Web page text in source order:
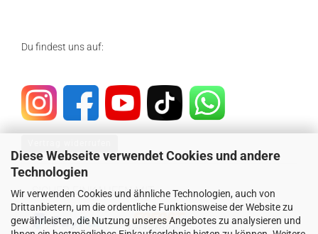
Diese Webseite verwendet Cookies und andere
Technologien
Wir verwenden Cookies und ähnliche Technologien, auch von
Drittanbietern, um die ordentliche Funktionsweise der Website zu
gewährleisten, die Nutzung unseres Angebotes zu analysieren und
Du findest uns auf:
SICHER EINKAUFEN MIT